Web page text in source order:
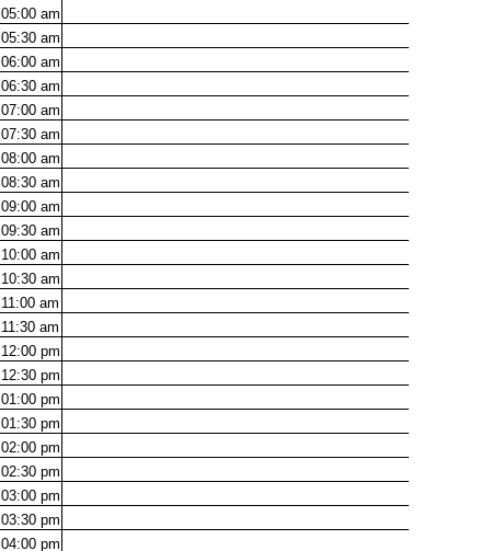
05:00 am
05:30 am
06:00 am
06:30 am
07:00 am
07:30 am
08:00 am
08:30 am
09:00 am
09:30 am
10:00 am
10:30 am
11:00 am
11:30 am
12:00 pm
12:30 pm
01:00 pm
01:30 pm
02:00 pm
02:30 pm
03:00 pm
03:30 pm
04:00 pm